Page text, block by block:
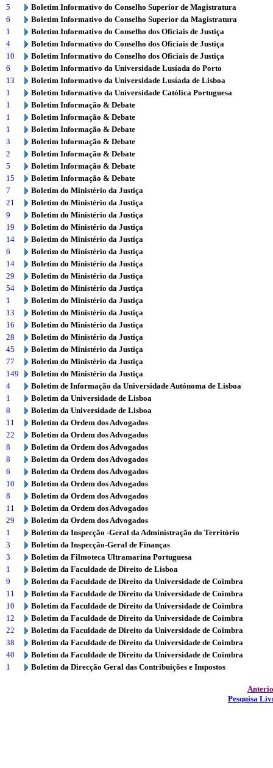
5
Boletim Informativo do Conselho Superior de Magistratura
6
Boletim Informativo do Conselho Superior da Magistratura
1
Boletim Informativo do Conselho dos Oficiais de Justiça
4
Boletim Informativo do Conselho dos Oficiais de Justiça
10
Boletim Informativo do Conselho dos Oficiais de Justiça
6
Boletim Informativo da Universidade Lusíada do Porto
13
Boletim Informativo da Universidade Lusíada de Lisboa
1
Boletim Informativo da Universidade Católica Portuguesa
1
Boletim Informação & Debate
1
Boletim Informação & Debate
1
Boletim Informação & Debate
3
Boletim Informação & Debate
2
Boletim Informação & Debate
5
Boletim Informação & Debate
15
Boletim Informação & Debate
7
Boletim do Ministério da Justiça
21
Boletim do Ministério da Justiça
9
Boletim do Ministério da Justiça
19
Boletim do Ministério da Justiça
14
Boletim do Ministério da Justiça
6
Boletim do Ministério da Justiça
14
Boletim do Ministério da Justiça
29
Boletim do Ministério da Justiça
54
Boletim do Ministério da Justiça
1
Boletim do Ministério da Justiça
13
Boletim do Ministério da Justiça
16
Boletim do Ministério da Justiça
28
Boletim do Ministério da Justiça
45
Boletim do Ministério da Justiça
77
Boletim do Ministério da Justiça
149
Boletim do Ministério da Justiça
4
Boletim de Informação da Universidade Autónoma de Lisboa
1
Boletim da Universidade de Lisboa
8
Boletim da Universidade de Lisboa
11
Boletim da Ordem dos Advogados
22
Boletim da Ordem dos Advogados
8
Boletim da Ordem dos Advogados
8
Boletim da Ordem dos Advogados
6
Boletim da Ordem dos Advogados
10
Boletim da Ordem dos Advogados
8
Boletim da Ordem dos Advogados
11
Boletim da Ordem dos Advogados
29
Boletim da Ordem dos Advogados
1
Boletim da Inspecção -Geral da Administração do Território
3
Boletim da Inspecção-Geral de Finanças
3
Boletim da Filmoteca Ultramarina Portuguesa
1
Boletim da Faculdade de Direito de Lisboa
9
Boletim da Faculdade de Direito da Universidade de Coimbra
11
Boletim da Faculdade de Direito da Universidade de Coimbra
10
Boletim da Faculdade de Direito da Universidade de Coimbra
12
Boletim da Faculdade de Direito da Universidade de Coimbra
22
Boletim da Faculdade de Direito da Universidade de Coimbra
38
Boletim da Faculdade de Direito da Universidade de Coimbra
40
Boletim da Faculdade de Direito da Universidade de Coimbra
1
Boletim da Direcção Geral das Contribuições e Impostos
Pesquisa